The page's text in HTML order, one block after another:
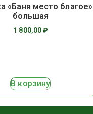
«Баня место благое»
большая
1 800,00₽
В корзину